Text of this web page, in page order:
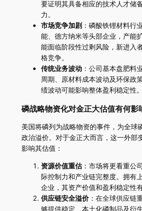
要证明其具备相应的技术人才储
力。
市场竞争加剧：磷酸铁锂材料行
能、德方纳米等头部企业，产能
能面临阶段性过剩风险，新进入
格竞争。
传统业务波动：公司基本盘肥料
周期、原材料成本波动及环保政
绩波动可能影响整体盈利稳定性。
磷战略物资化对金正大估值有何影
美国将磷列为战略物资的事件，为全球
政治溢价。对于金正大而言，这一外部
影响其估值：
资源价值重估：市场将更看重公
际控制力和产业链完整度。拥有
企业，其资产价值和盈利稳定性
供应链安全溢价：在全球供应链
够提供稳定、本土化磷制品及衍